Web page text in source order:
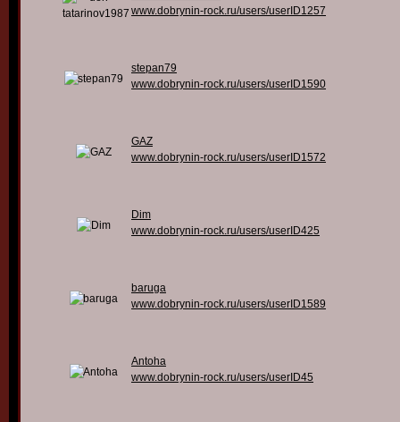
www.dobrynin-rock.ru/users/userID1257
stepan79
www.dobrynin-rock.ru/users/userID1590
GAZ
www.dobrynin-rock.ru/users/userID1572
Dim
www.dobrynin-rock.ru/users/userID425
baruga
www.dobrynin-rock.ru/users/userID1589
Antoha
www.dobrynin-rock.ru/users/userID45